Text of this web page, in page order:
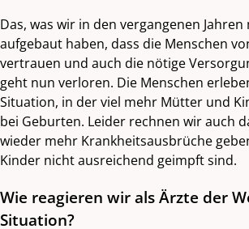
Das, was wir in den vergangenen Jahren
aufgebaut haben, dass die Menschen
vertrauen und auch die nötige
geht nun verloren. Die Menschen
Situation, in der viel mehr Mütter und
bei Geburten. Leider rechnen wir auch
wieder mehr Krankheitsausbrüche
Kinder nicht ausreichend geimpft sind.
Wie reagieren wir als Ärzte der
Situation?